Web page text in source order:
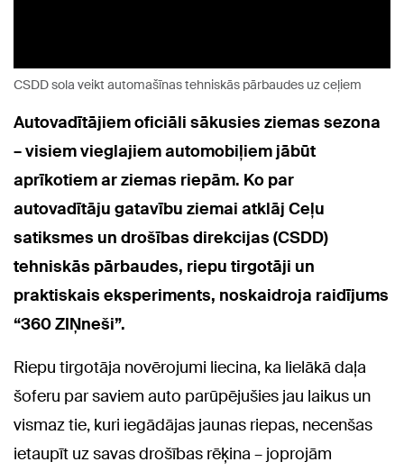
CSDD sola veikt automašīnas tehniskās pārbaudes uz ceļiem
Autovadītājiem oficiāli sākusies ziemas sezona
– visiem vieglajiem automobiļiem jābūt
aprīkotiem ar ziemas riepām. Ko par
autovadītāju gatavību ziemai atklāj Ceļu
satiksmes un drošības direkcijas (CSDD)
tehniskās pārbaudes, riepu tirgotāji un
praktiskais eksperiments, noskaidroja raidījums
“360 ZIŅneši”.
Riepu tirgotāja novērojumi liecina, ka lielākā daļa
šoferu par saviem auto parūpējušies jau laikus un
vismaz tie, kuri iegādājas jaunas riepas, necenšas
ietaupīt uz savas drošības rēķina – joprojām